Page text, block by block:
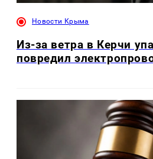
Новости Крыма
Из-за ветра в Керчи
повредил